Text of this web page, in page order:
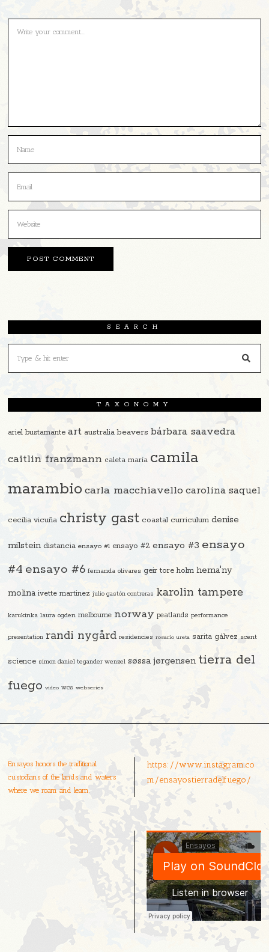
SEARCH
TAXONOMY
ariel bustamante art australia beavers bárbara saavedra
caitlin franzmann caleta maría camila
marambio carla macchiavello carolina saquel
cecilia vicuña christy gast coastal curriculum denise
milstein distancia ensayo #1 ensayo #2 ensayo #3 ensayo
#4 ensayo #6 fernanda olivares geir tore holm hema'ny
molina ivette martinez julio gastón contreras karolin tampere
karukinka laura ogden melbourne norway peatlands performance
presentation randi nygård residencies rosario ureta sarita gálvez scent
science simon daniel tegander wenzel søssa jørgensen tierra del
fuego video wcs webseries
Ensayos honors the traditional
custodians of the lands and waters
where we roam and learn.
https://www.instagram.co
m/ensayostierradelfuego/